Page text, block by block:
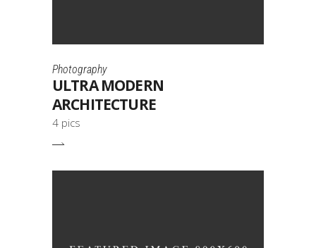
Photography
ULTRA MODERN
ARCHITECTURE
4 pics